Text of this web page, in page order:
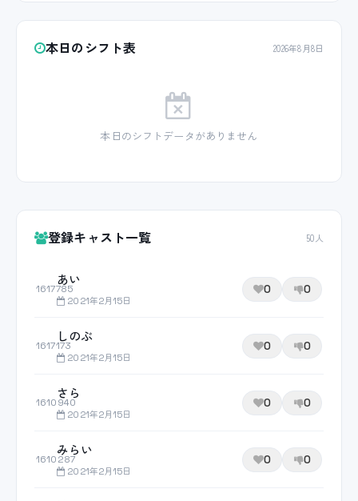
本日のシフト表 2026年8月8日
本日のシフトデータがありません
登録キャスト一覧 50人
1617785
あい
2021年2月15日
0 0
1617173
しのぶ
2021年2月15日
0 0
1610940
さら
2021年2月15日
0 0
1610287
みらい
2021年2月15日
0 0